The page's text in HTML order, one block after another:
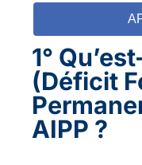
1°
(Déficit
AIPP ?